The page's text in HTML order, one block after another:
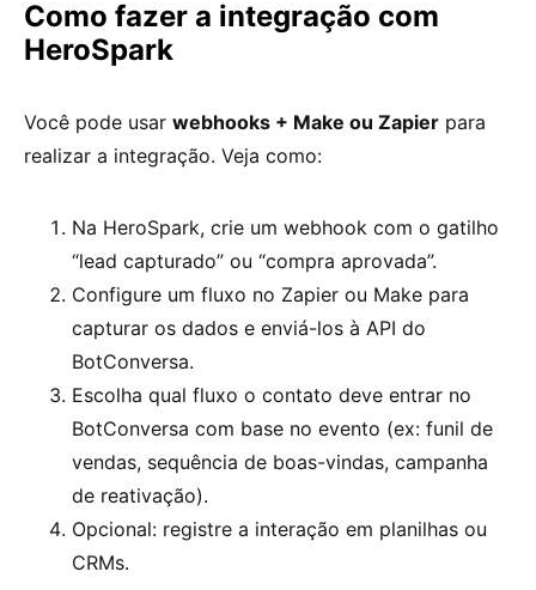
Como fazer a integração com
HeroSpark
Você pode usar webhooks + Make ou Zapier para
realizar a integração. Veja como:
Na HeroSpark, crie um webhook com o gatilho
“lead capturado” ou “compra aprovada”.
Configure um fluxo no Zapier ou Make para
capturar os dados e enviá-los à API do
BotConversa.
Escolha qual fluxo o contato deve entrar no
BotConversa com base no evento (ex: funil de
vendas, sequência de boas-vindas, campanha
de reativação).
Opcional: registre a interação em planilhas ou
CRMs.